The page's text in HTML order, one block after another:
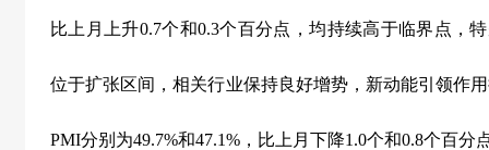
比上月上升0.7个和0.3个百分点，均持续高于临界点，
位于扩张区间，相关行业保持良好增势，新动能引领作
PMI分别为49.7%和47.1% ，比上月下降1.0个和0.8个百分